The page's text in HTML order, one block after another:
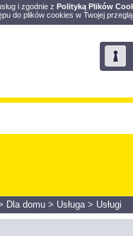
i zgodnie z Polityką Plików
do plików cookies w Twojej
Dla domu > Usługa> Usługi